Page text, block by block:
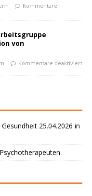
Kommentare
von
Kommentare deaktiviert
25.04.2026 in